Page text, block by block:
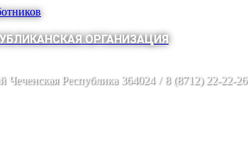
ОРГАНИЗАЦИЯ
Чеченская Республика 364024 / 8 (8712) 22-22-26